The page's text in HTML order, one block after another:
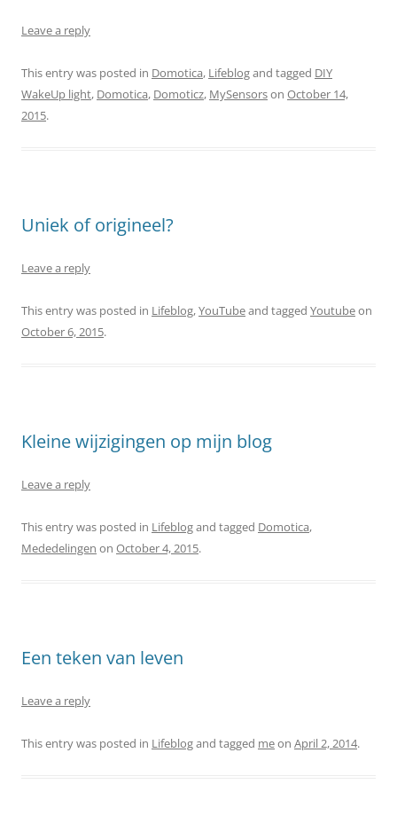
Leave a reply
This entry was posted in Domotica, Lifeblogand tagged DIY
WakeUp light, Domotica, Domoticz, MySensorson October 14,
2015.
Uniek of origineel?
Leave a reply
This entry was posted in Lifeblog,YouTubeand tagged Youtubeon
October 6, 2015.
Kleine wijzigingen op mijn blog
Leave a reply
This entry was posted in Lifeblogand tagged Domotica,
Mededelingen on October 4, 2015.
Een teken van leven
Leave a reply
This entry was posted in Lifeblogand tagged meon April 2, 2014.